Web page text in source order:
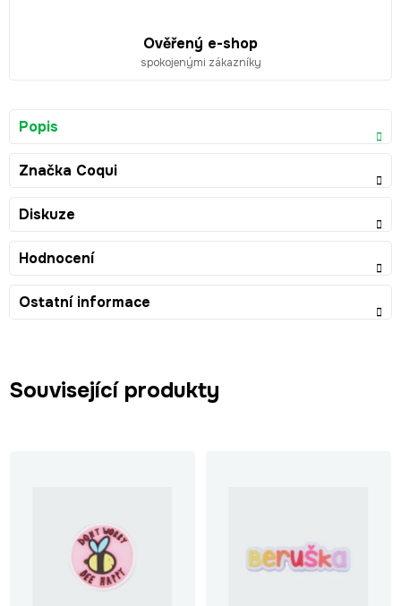
Ověřený e-shop
spokojenými zákazníky
Popis
Značka Coqui
Diskuze
Hodnocení
Ostatní informace
Související produkty